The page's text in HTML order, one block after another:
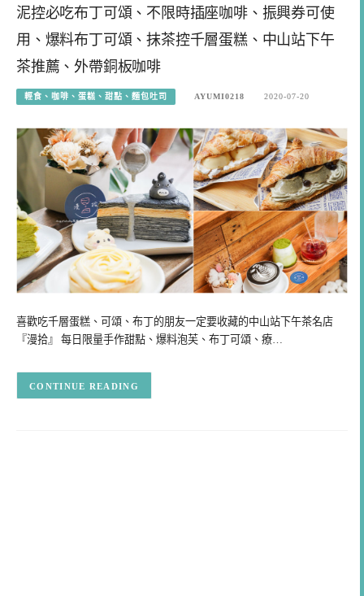
泥控必吃布丁可頌、不限時插座咖啡、振興券可使
用、爆料布丁可頌、抹茶控千層蛋糕、中山站下午
茶推薦、外帶銅板咖啡
輕食、咖啡、蛋糕、甜點、麵包吐司 AYUMI0218 2020-07-20
喜歡吃千層蛋糕、可頌、布丁的朋友一定要收藏的中山站下午茶名店
『漫拾』 每日限量手作甜點、爆料泡芙、布丁可頌、療…
CONTINUE READING